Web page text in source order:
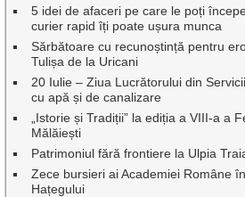
5 idei de afaceri pe care le poți
curier rapid îți poate ușura munca
Sărbătoare cu recunoștință pentru
Tulișa de la Uricani
20 Iulie – Ziua Lucrătorului din
cu apă și de canalizare
„Istorie și Tradiții” la ediția a VIII-a a
Mălăiești
Patrimoniul fără frontiere la Ulpia
Zece bursieri ai Academiei Române
Hațegului